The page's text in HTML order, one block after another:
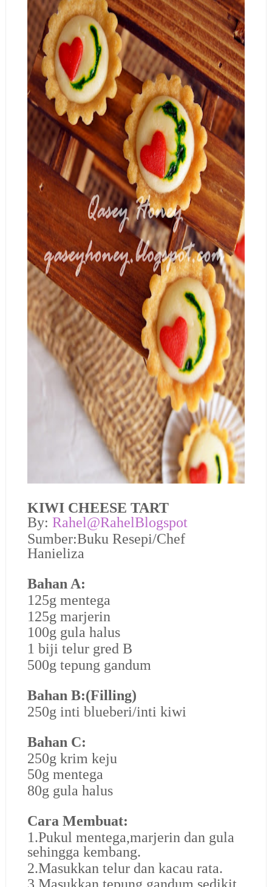
KIWI CHEESE TART
By: Rahel@RahelBlogspot
Sumber:Buku Resepi/Chef
Hanieliza
Bahan A:
125g mentega
125g marjerin
100g gula halus
1 biji telur gred B
500g tepung gandum
Bahan B:(Filling)
250g inti blueberi/inti kiwi
Bahan C:
250g krim keju
50g mentega
80g gula halus
Cara Membuat:
1.Pukul mentega,marjerin dan gula
sehingga kembang.
2.Masukkan telur dan kacau rata.